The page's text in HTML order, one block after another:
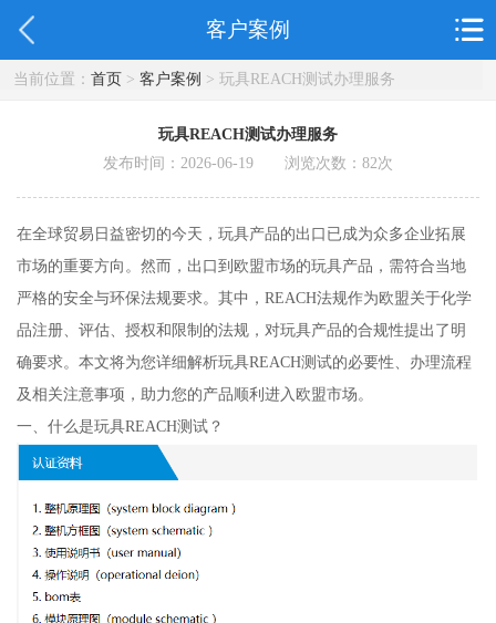
客户案例
当前位置： 首页> 客户案例 > 玩具REACH测试办理服务
玩具REACH测试办理服务
发布时间：2026-06-19 浏览次数： 82次
在全球贸易日益密切的今天，玩具产品的出口已成为众多企业拓展
市场的重要方向。然而，出口到欧盟市场的玩具产品，需符合当地
严格的安全与环保法规要求。其中，REACH法规作为欧盟关于化学
品注册、评估、授权和限制的法规，对玩具产品的合规性提出了明
确要求。本文将为您详细解析玩具REACH测试的必要性、办理流程
及相关注意事项，助力您的产品顺利进入欧盟市场。
一、什么是玩具REACH测试？